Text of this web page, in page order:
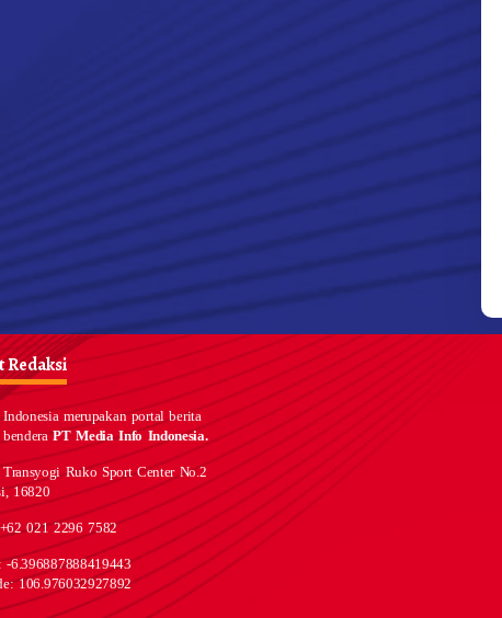
Redaksi
Indonesia merupakan portal berita
benderaPT Media Info Indonesia.
Ruko Sport Center No.2
16820
021 2296 7582
-6.396887888419443
106.976032927892